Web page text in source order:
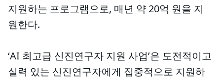
지원하는 프로그램으로, 매년 약 20억 원을 지
원한다.
‘AI 최고급 신진연구자 지원 사업’은 도전적이고
실력 있는 신진연구자에게 집중적으로 지원하